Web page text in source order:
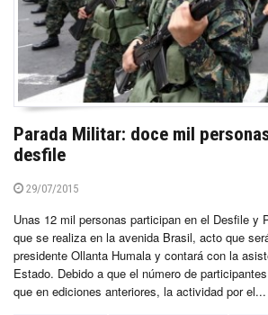
Parada Militar: doce mil
desfile
29/07/2015
Unas 12 mil personas participan en el Desfile y
que se realiza en la avenida Brasil, acto que
presidente Ollanta Humala y contará con la
Estado. Debido a que el número de
que en ediciones anteriores, la actividad por el...